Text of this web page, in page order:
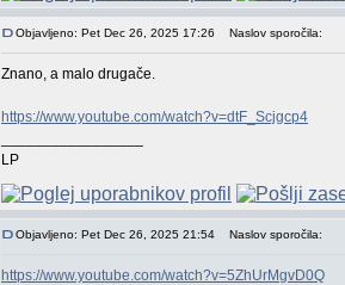
Objavljeno: Pet Dec 26, 2025 17:26 Naslov sporočila:
Znano, a malo drugače.
https://www.youtube.com/watch?v=dtF_Scjgcp4
LP
Objavljeno: Pet Dec 26, 2025 21:54 Naslov sporočila:
https://www.youtube.com/watch?v=5ZhUrMgvD0Q